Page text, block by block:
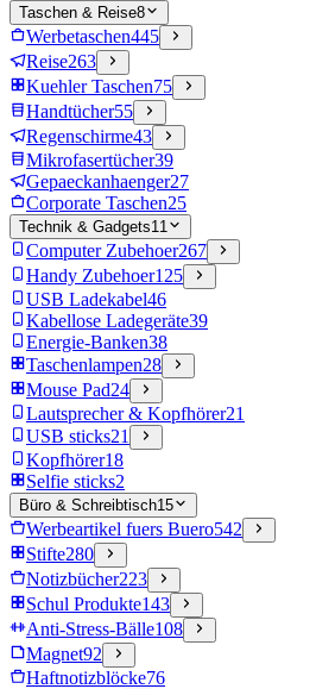
Taschen & Reise8
Werbetaschen445
Reise263
Kuehler Taschen75
Handtücher55
Regenschirme43
Mikrofasertücher39
Gepaeckanhaenger27
Corporate Taschen25
Technik & Gadgets11
Computer Zubehoer267
Handy Zubehoer125
USB Ladekabel46
Kabellose Ladegeräte39
Energie-Banken38
Taschenlampen28
Mouse Pad24
Lautsprecher & Kopfhörer21
USB sticks21
Kopfhörer18
Selfie sticks2
Büro & Schreibtisch15
Werbeartikel fuers Buero542
Stifte280
Notizbücher223
Schul Produkte143
Anti-Stress-Bälle108
Magnet92
Haftnotizblöcke76